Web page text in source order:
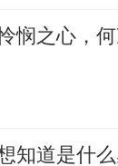
悯之心，
知道是什